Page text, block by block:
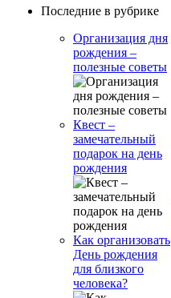
Последние в рубрике
Организация дня
рождения –
полезные советы
Квест –
замечательный
подарок на день
рождения
Как организовать
День рождения
для близкого
человека?